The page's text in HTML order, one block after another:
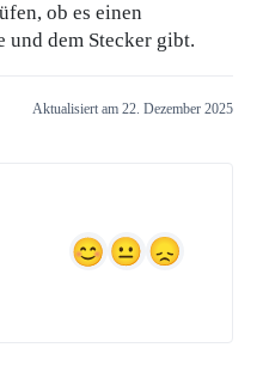
ob es einen
und dem Stecker gibt.
Aktualisiert am 22. Dezember 2025